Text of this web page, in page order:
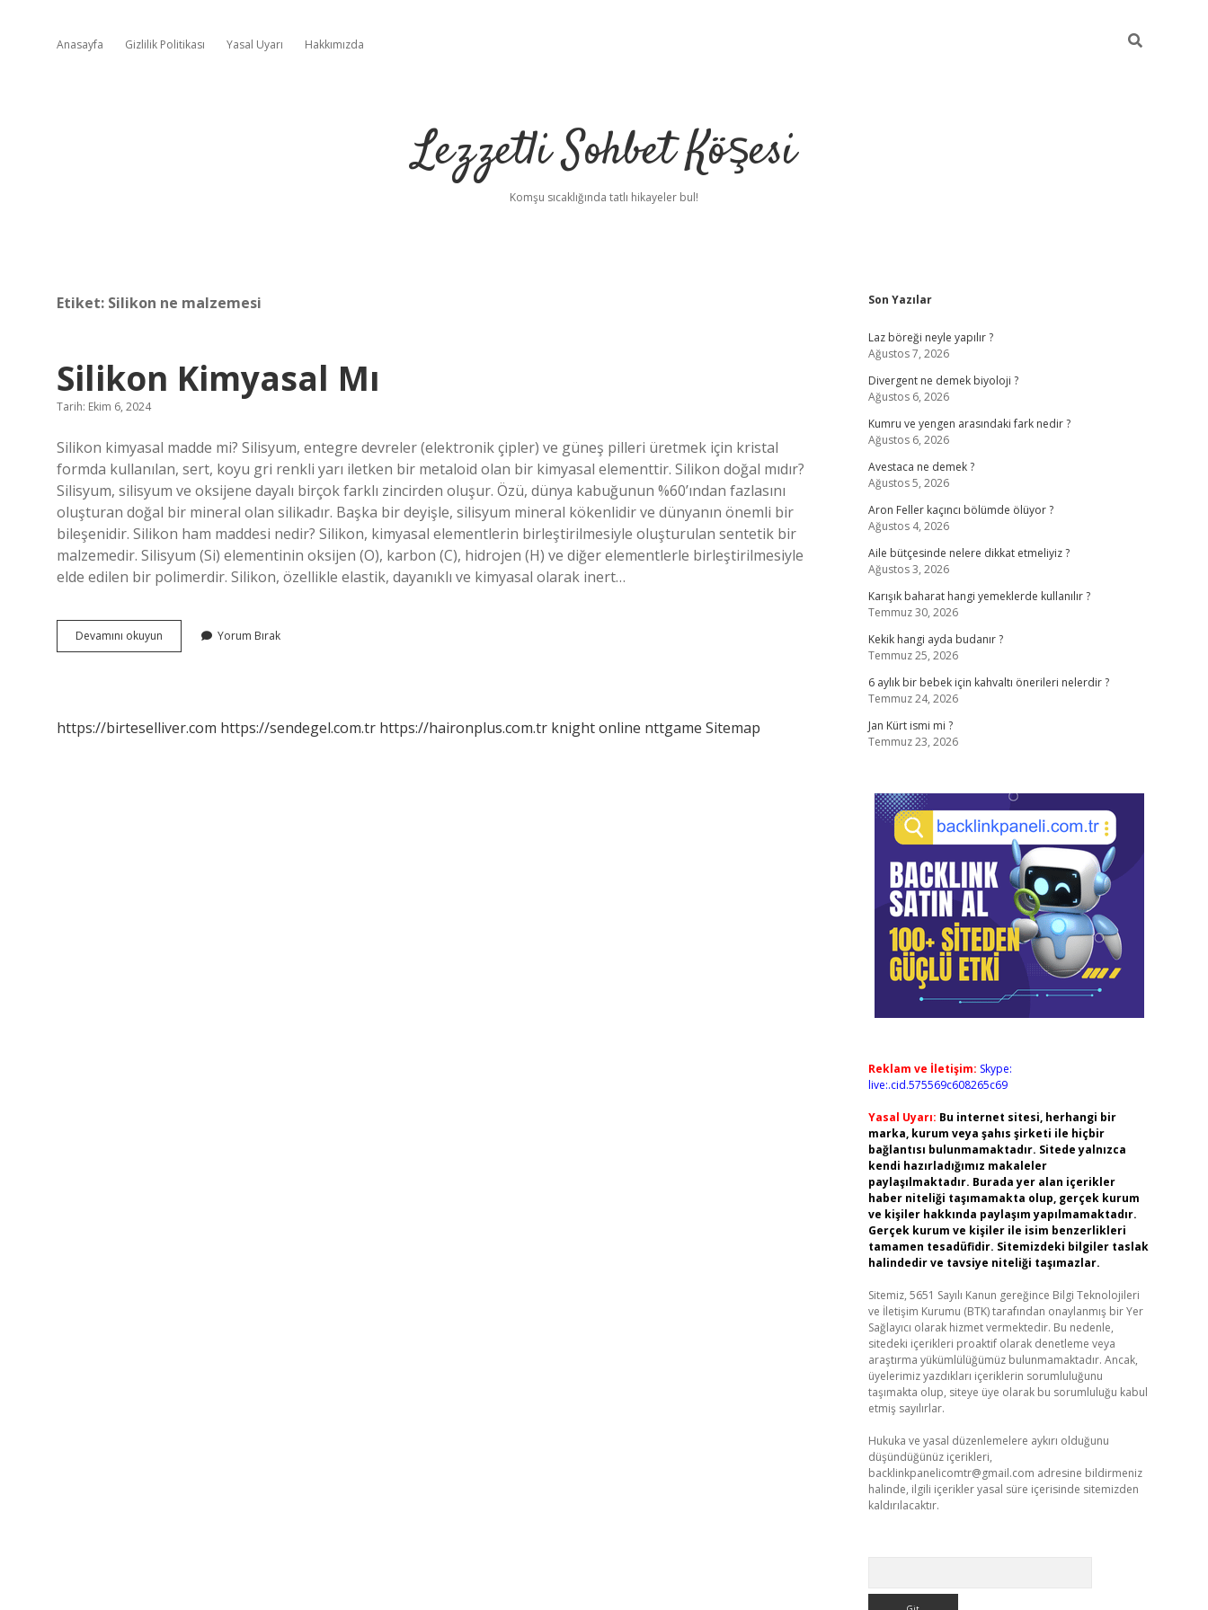
Anasayfa Gizlilik Politikası Yasal Uyarı Hakkımızda
Lezzetli Sohbet Köşesi
Komşu sıcaklığında tatlı hikayeler bul!
Etiket: Silikon ne malzemesi
Silikon Kimyasal Mı
Tarih: Ekim 6, 2024
Silikon kimyasal madde mi? Silisyum, entegre devreler (elektronik çipler) ve güneş pilleri üretmek için kristal
formda kullanılan, sert, koyu gri renkli yarı iletken bir metaloid olan bir kimyasal elementtir. Silikon doğal mıdır?
Silisyum, silisyum ve oksijene dayalı birçok farklı zincirden oluşur. Özü, dünya kabuğunun %60’ından fazlasını
oluşturan doğal bir mineral olan silikadır. Başka bir deyişle, silisyum mineral kökenlidir ve dünyanın önemli bir
bileşenidir. Silikon ham maddesi nedir? Silikon, kimyasal elementlerin birleştirilmesiyle oluşturulan sentetik bir
malzemedir. Silisyum (Si) elementinin oksijen (O), karbon (C), hidrojen (H) ve diğer elementlerle birleştirilmesiyle
elde edilen bir polimerdir. Silikon, özellikle elastik, dayanıklı ve kimyasal olarak inert…
Devamını okuyun
Kimyasal
Yorum Bırak
https://birteselliver.com https://sendegel.com.tr https://haironplus.com.tr knight online nttgame Sitemap
Sidebar
Son Yazılar
Laz böreği neyle yapılır ?
Ağustos 7, 2026
Divergent ne demek biyoloji ?
Ağustos 6, 2026
Kumru ve yengen arasındaki fark nedir ?
Ağustos 6, 2026
Avestaca ne demek ?
Ağustos 5, 2026
Aron Feller kaçıncı bölümde ölüyor ?
Ağustos 4, 2026
Aile bütçesinde nelere dikkat etmeliyiz ?
Ağustos 3, 2026
Karışık baharat hangi yemeklerde kullanılır ?
Temmuz 30, 2026
Kekik hangi ayda budanır ?
Temmuz 25, 2026
6 aylık bir bebek için kahvaltı önerileri nelerdir ?
Temmuz 24, 2026
Jan Kürt ismi mi ?
Temmuz 23, 2026
Reklam ve İletişim: Skype:
live:.cid.575569c608265c69
Yasal Uyarı: Bu internet sitesi, herhangi bir
marka, kurum veya şahıs şirketi ile hiçbir
bağlantısı bulunmamaktadır. Sitede yalnızca
kendi hazırladığımız makaleler
paylaşılmaktadır. Burada yer alan içerikler
haber niteliği taşımamakta olup, gerçek kurum
ve kişiler hakkında paylaşım yapılmamaktadır.
Gerçek kurum ve kişiler ile isim benzerlikleri
tamamen tesadüfidir. Sitemizdeki bilgiler taslak
halindedir ve tavsiye niteliği taşımazlar.
Sitemiz, 5651 Sayılı Kanun gereğince Bilgi Teknolojileri
ve İletişim Kurumu (BTK) tarafından onaylanmış bir Yer
Sağlayıcı olarak hizmet vermektedir. Bu nedenle,
sitedeki içerikleri proaktif olarak denetleme veya
araştırma yükümlülüğümüz bulunmamaktadır. Ancak,
üyelerimiz yazdıkları içeriklerin sorumluluğunu
taşımakta olup, siteye üye olarak bu sorumluluğu kabul
etmiş sayılırlar.
Hukuka ve yasal düzenlemelere aykırı olduğunu
düşündüğünüz içerikleri,
backlinkpanelicomtr@gmail.com adresine bildirmeniz
halinde, ilgili içerikler yasal süre içerisinde sitemizden
kaldırılacaktır.
vdcasino güncel giriş